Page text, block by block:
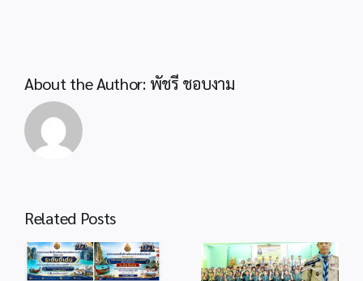
About the Author: พัชรี ชอบงาม
Related Posts